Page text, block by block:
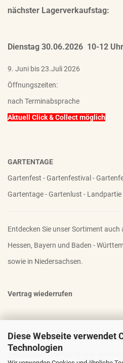
Diese Webseite verwendet
Technologien
nächster Lagerverkaufstag:
Dienstag 30.06.2026 10-12 Uhr
9. Juni bis 23.Juli 2026
Öffnungszeiten:
nach Terminabsprache
Aktuell Click & Collect möglich
GARTENTAGE
Gartenfest - Gartenfestival -
Gartentage - Gartenlust - Landpartie
Entdecken Sie unser Sortiment auch
Hessen, Bayern und Baden -
sowie in Niedersachsen.
Vertrag wiederrufen
OTTO - DER FAMOSE
geniale Idee - stabiler Stand -